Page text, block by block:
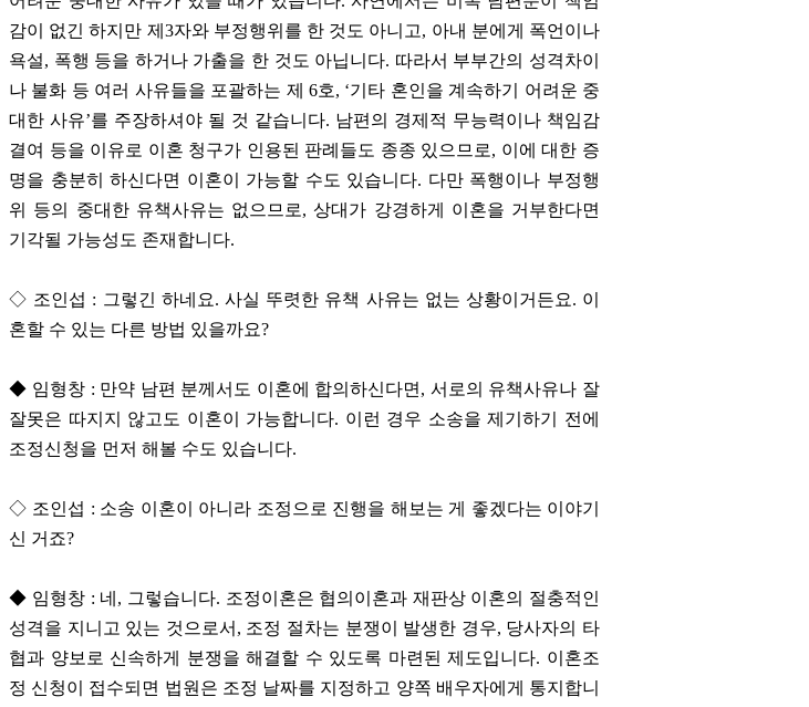
감이 없긴 하지만 제3자와 부정행위를 한 것도 아니고, 아내 분에게 폭언이나
욕설, 폭행 등을 하거나 가출을 한 것도 아닙니다. 따라서 부부간의 성격차이
나 불화 등 여러 사유들을 포괄하는 제 6호, ‘기타 혼인을 계속하기 어려운 중
대한 사유’를 주장하셔야 될 것 같습니다. 남편의 경제적 무능력이나 책임감
결여 등을 이유로 이혼 청구가 인용된 판례들도 종종 있으므로, 이에 대한 증
명을 충분히 하신다면 이혼이 가능할 수도 있습니다. 다만 폭행이나 부정행
위 등의 중대한 유책사유는 없으므로, 상대가 강경하게 이혼을 거부한다면
기각될 가능성도 존재합니다.
◇ 조인섭 : 그렇긴 하네요. 사실 뚜렷한 유책 사유는 없는 상황이거든요. 이
혼할 수 있는 다른 방법 있을까요?
◆ 임형창 : 만약 남편 분께서도 이혼에 합의하신다면, 서로의 유책사유나 잘
잘못은 따지지 않고도 이혼이 가능합니다. 이런 경우 소송을 제기하기 전에
조정신청을 먼저 해볼 수도 있습니다.
◇ 조인섭 : 소송 이혼이 아니라 조정으로 진행을 해보는 게 좋겠다는 이야기
신 거죠?
◆ 임형창 : 네, 그렇습니다. 조정이혼은 협의이혼과 재판상 이혼의 절충적인
성격을 지니고 있는 것으로서, 조정 절차는 분쟁이 발생한 경우, 당사자의 타
협과 양보로 신속하게 분쟁을 해결할 수 있도록 마련된 제도입니다. 이혼조
정 신청이 접수되면 법원은 조정 날짜를 지정하고 양쪽 배우자에게 통지합니